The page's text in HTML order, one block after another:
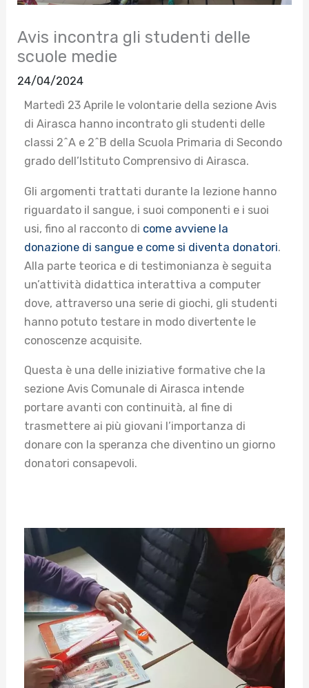
Avis incontra gli studenti delle
scuole medie
24/04/2024
Martedì 23 Aprile le volontarie della sezione Avis
di Airasca hanno incontrato gli studenti delle
classi 2^A e 2^B della Scuola Primaria di Secondo
grado dell’Istituto Comprensivo di Airasca.
Gli argomenti trattati durante la lezione hanno
riguardato il sangue, i suoi componenti e i suoi
usi, fino al racconto di come avviene la
donazione di sangue e come si diventa donatori.
Alla parte teorica e di testimonianza è seguita
un’attività didattica interattiva a computer
dove, attraverso una serie di giochi, gli studenti
hanno potuto testare in modo divertente le
conoscenze acquisite.
Questa è una delle iniziative formative che la
sezione Avis Comunale di Airasca intende
portare avanti con continuità, al fine di
trasmettere ai più giovani l’importanza di
donare con la speranza che diventino un giorno
donatori consapevoli.